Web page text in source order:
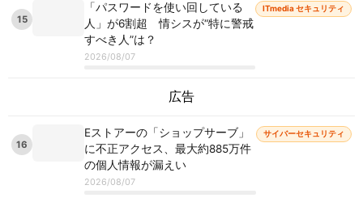
15
「パスワードを使い回している
人」が6割超 情シスが“特に警戒
すべき人”は？
2026/08/07
ITmedia セキュリティ
広告
16
Eストアーの「ショップサーブ」
に不正アクセス、最大約885万件
の個人情報が漏えい
2026/08/07
サイバーセキュリティ